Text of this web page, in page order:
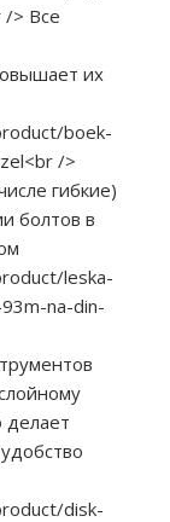
/> Все
их
boek-
/>
гибкие)
болтов в
leska-
na-din-
делает
disk-